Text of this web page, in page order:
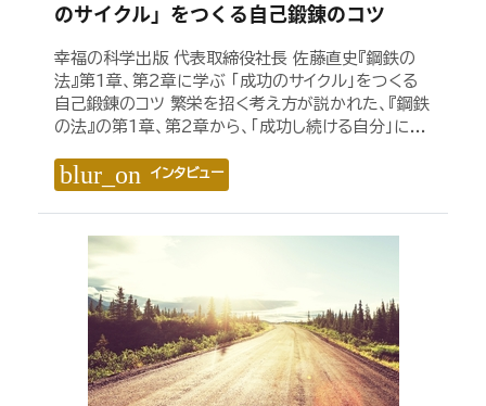
のサイクル」をつくる自己鍛錬のコツ
幸福の科学出版 代表取締役社長 佐藤直史『鋼鉄の
法』第1章、第2章に学ぶ 「成功のサイクル」をつくる
自己鍛錬のコツ 繁栄を招く考え方が説かれた、『鋼鉄
の法』の第1章、第2章から、「成功し続ける自分」に...
blur_on インタビュー